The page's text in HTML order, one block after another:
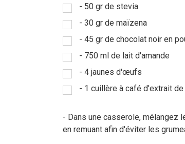
- 50 gr de stevia
- 30 gr de maïzena
- 45 gr de chocolat noir en
- 750 ml de lait d'amande
- 4 jaunes d'œufs
- 1 cuillère à café d'extrait de
- Dans une casserole, mélangez
en remuant afin d'éviter les